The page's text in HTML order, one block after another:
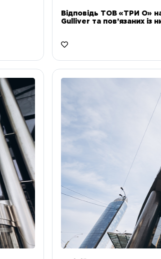
Відповідь ТОВ «ТРИ О»
Gulliver та пов’язаних із